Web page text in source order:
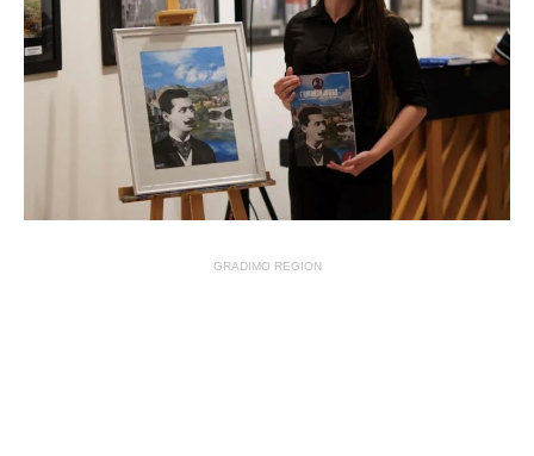
GRADIMO REGION